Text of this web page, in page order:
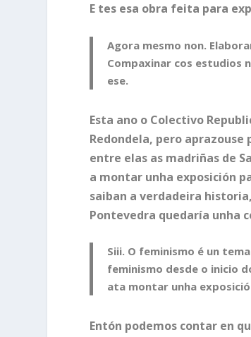
E tes esa obra feita para
Agora mesmo non.
Compaxinar cos estudios
ese.
Esta ano o Colectivo
Redondela, pero
entre elas as madriñas de
a montar unha exposición
saiban a verdadeira
Pontevedra quedaría unha
Siii. O feminismo é un
feminismo desde o inicio
ata montar unha
Entón podemos contar en